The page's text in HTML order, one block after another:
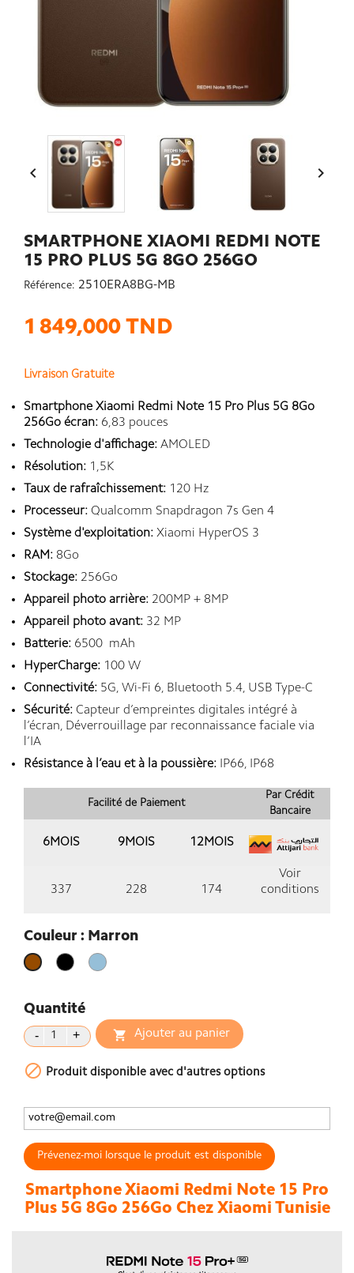
 
SMARTPHONE XIAOMI REDMI NOTE
15 PRO PLUS 5G 8GO 256GO
Référence: 2510ERA8BG-MB
1 849,000 TND
Livraison Gratuite
Smartphone Xiaomi Redmi Note 15 Pro Plus 5G 8Go
256Go écran: 6,83 pouces
Technologie d'affichage: AMOLED
Résolution: 1,5K
Taux de rafraîchissement: 120 Hz
Processeur: Qualcomm Snapdragon 7s Gen 4
Système d'exploitation: Xiaomi HyperOS 3
RAM: 8Go
Stockage: 256Go
Appareil photo arrière: 200MP + 8MP
Appareil photo avant: 32 MP
Batterie: 6500 mAh
HyperCharge: 100 W
Connectivité: 5G, Wi-Fi 6, Bluetooth 5.4, USB Type-C
Sécurité: Capteur d’empreintes digitales intégré à
l’écran, Déverrouillage par reconnaissance faciale via
l’IA
Résistance à l’eau et à la poussière: IP66, IP68
Facilité de Paiement
Par Crédit
Bancaire
6MOIS 9MOIS 12MOIS
337 228 174
Voir
conditions
Couleur : Marron
MarronNoir
Blue
Quantité
 Ajouter au panier
 Produit disponible avec d'autres options
Prévenez-moi lorsque le produit est disponible
Smartphone Xiaomi Redmi Note 15 Pro
Plus 5G 8Go 256Go Chez Xiaomi Tunisie